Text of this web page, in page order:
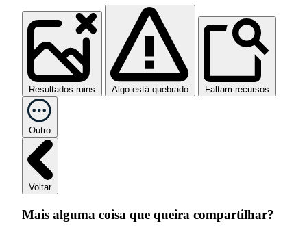
Resultados ruins Algo está quebrado Faltam recursos
Outro
Voltar
Mais alguma coisa que queira compartilhar?